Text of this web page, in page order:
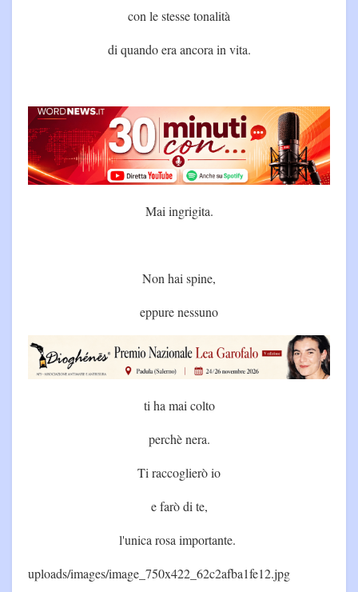
con le stesse tonalità
di quando era ancora in vita.
Mai ingrigita.
Non hai spine,
eppure nessuno
ti ha mai colto
perchè nera.
Ti raccoglierò io
e farò di te,
l'unica rosa importante.
uploads/images/image_750x422_62c2afba1fe12.jpg